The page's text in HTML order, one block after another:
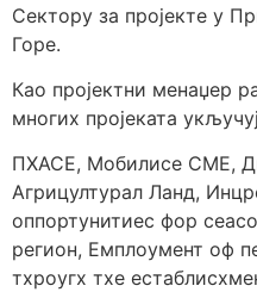
Сектору за пројекте у
Горе.
Као пројектни менаџер
многих пројеката
ПХАСЕ, Мобилисе СМЕ,
Агрицултурал Ланд,
оппортунитиес фор
регион, Емплоyмент оф
тхроугх тхе